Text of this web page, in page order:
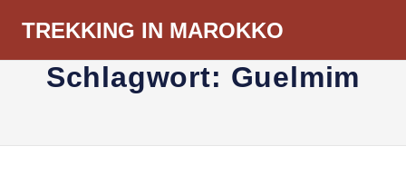
TREKKING IN MAROKKO
Schlagwort: Guelmim